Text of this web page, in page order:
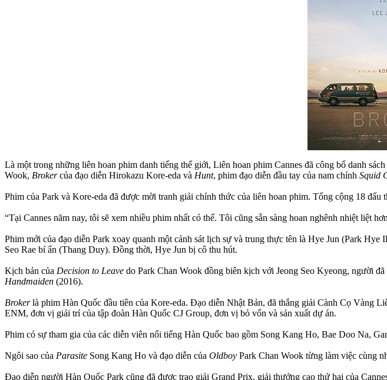
Là một trong những liên hoan phim danh tiếng thế giới, Liên hoan phim Cannes đã công bố danh
Wook, Brokercủa đạo diễn Hirokazu Kore-eda và Hunt, phim đạo diễn đầu tay của nam chính Squid
Phim của Park và Kore-eda đã được mời tranh giải chính thức của liên hoan phim. Tổng cộng 18 đấu
“Tại Cannes năm nay, tôi sẽ xem nhiều phim nhất có thể. Tôi cũng sẵn sàng hoan nghênh nhiệt liệt
Phim mới của đạo diễn Park xoay quanh một cảnh sát lịch sự và trung thực tên là Hye Jun (Park
Seo Rae bí ẩn (Thang Duy). Đồng thời, Hye Jun bị cô thu hút.
Kịch bản của Decision to Leave do Park Chan Wook đồng biên kịch với Jeong Seo Kyeong, người
Handmaiden (2016).
Brokerlà phim Hàn Quốc đầu tiên của Kore-eda. Đạo diễn Nhật Bản, đã thắng giải Cành Cọ Vàng
ENM, đơn vị giải trí của tập đoàn Hàn Quốc CJ Group, đơn vị bỏ vốn và sản xuất dự án.
Phim có sự tham gia của các diễn viên nổi tiếng Hàn Quốc bao gồm Song Kang Ho, Bae Doo Na,
Ngôi sao của Parasite Song Kang Ho và đạo diễn của Oldboy Park Chan Wook từng làm việc cùng
Đạo diễn người Hàn Quốc Park cũng đã được trao giải Grand Prix, giải thưởng cao thứ hai của